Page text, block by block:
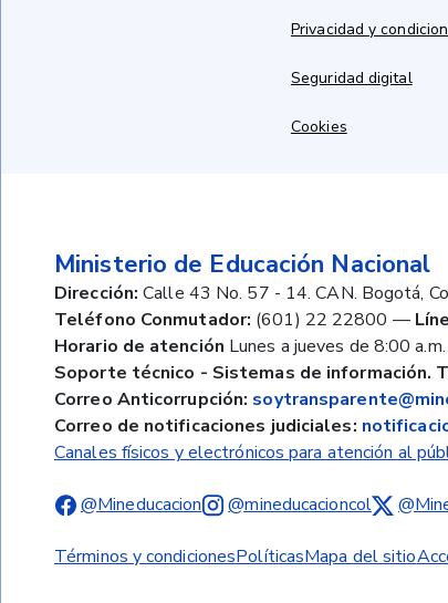
Privacidad y
Seguridad digital
Cookies
Ministerio de Educación Nacional
Dirección: Calle 43 No. 57 - 14. CAN. Bogotá,
Teléfono Conmutador: (601) 22 22800 —
Horario de atención Lunes a jueves de 8:00
Soporte técnico - Sistemas de información.
Correo Anticorrupción:
Correo de notificaciones judiciales:
Canales físicos y electrónicos para atención al
@Mineducacion @mineducacioncol
Términos y condicionesPolíticasMapa del sitio